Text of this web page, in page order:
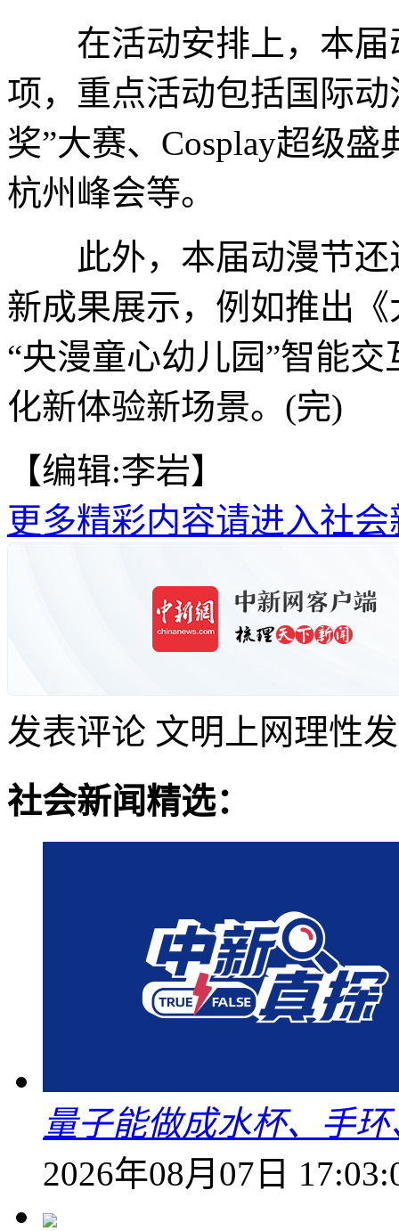
在活动安排上，本届
项，重点活动包括国际
奖”大赛、Cosplay超级
杭州峰会等。
此外，本届动漫节还
新成果展示，例如推出
“央漫童心幼儿园”智能
化新体验新场景。(完)
【编辑:李岩】
更多精彩内容请进入社会
发表评论 文明上网理性
社会新闻精选：
量子能做成水杯、手
2026年08月07日